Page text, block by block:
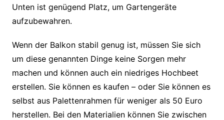
Unten ist genügend Platz, um Gartengeräte
aufzubewahren.
Wenn der Balkon stabil genug ist, müssen Sie sich
um diese genannten Dinge keine Sorgen mehr
machen und können auch ein niedriges Hochbeet
erstellen. Sie können es kaufen – oder Sie können es
selbst aus Palettenrahmen für weniger als 50 Euro
herstellen. Bei den Materialien können Sie zwischen